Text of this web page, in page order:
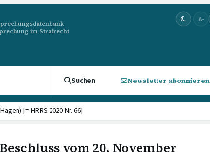
im Strafrecht
A-
Suchen Newsletter abonnieren
[= HRRS 2020 Nr. 66]
vom 20. November